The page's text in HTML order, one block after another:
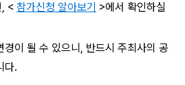
< 참가신청 알아보기 >에서 확인하실
이 될 수 있으니, 반드시 주최사의 공
다.